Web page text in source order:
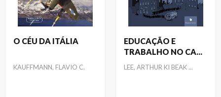
O CÉU DA ITÁLIA
Autor
KAUFFMANN, FLAVIO C.
EDUCAÇÃO E
TRABALHO NO CA...
Autor
LEE, ARTHUR KI BEAK ...